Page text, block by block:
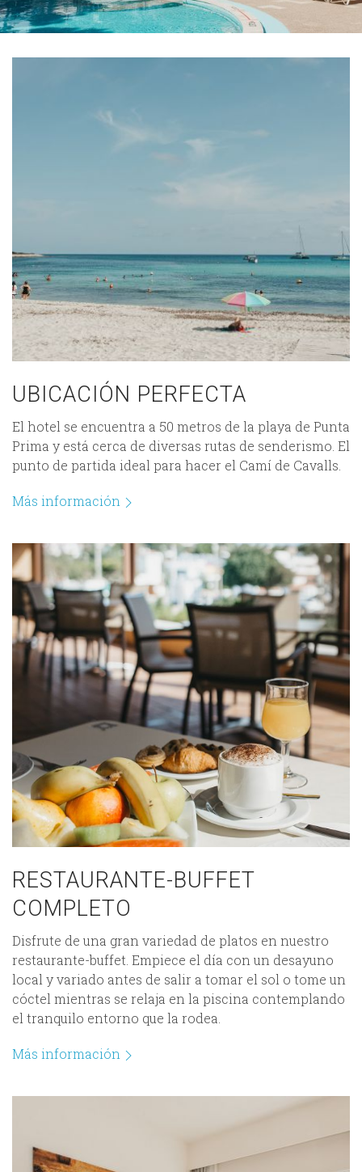
UBICACIÓN PERFECTA
El hotel se encuentra a 50 metros de la playa de Punta
Prima y está cerca de diversas rutas de senderismo. El
punto de partida ideal para hacer el Camí de Cavalls.
Más información
RESTAURANTE-BUFFET
COMPLETO
Disfrute de una gran variedad de platos en nuestro
restaurante-buffet. Empiece el día con un desayuno
local y variado antes de salir a tomar el sol o tome un
cóctel mientras se relaja en la piscina contemplando
el tranquilo entorno que la rodea.
Más información